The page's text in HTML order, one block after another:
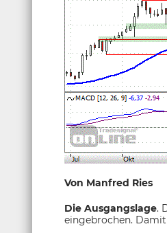
Von Manfred Ries
Die Ausgangslage.
eingebrochen.